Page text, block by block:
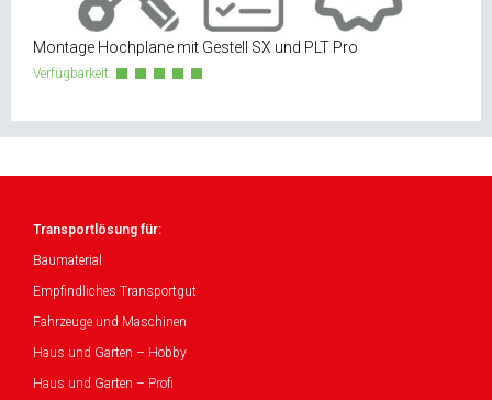
Montage Hochplane mit Gestell SX und PLT Pro
Verfügbarkeit:
Transportlösung für:
Baumaterial
Empfindliches Transportgut
Fahrzeuge und Maschinen
Haus und Garten – Hobby
Haus und Garten – Profi